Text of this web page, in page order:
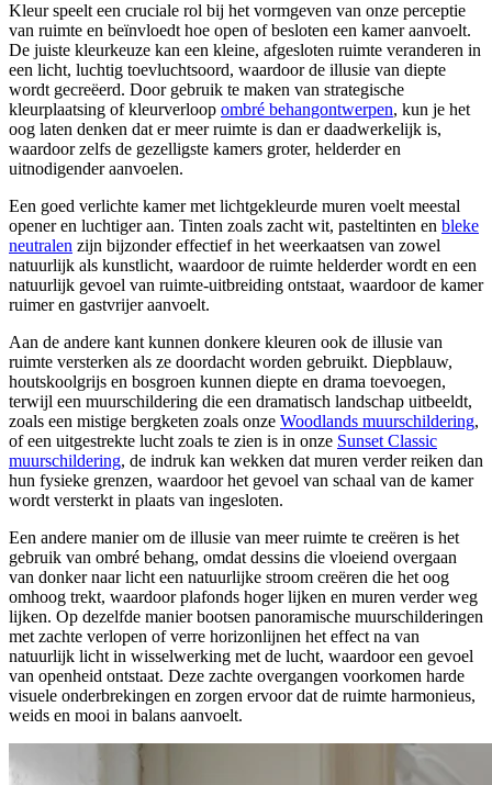
Kleur speelt een cruciale rol bij het vormgeven van onze perceptie
van ruimte en beïnvloedt hoe open of besloten een kamer aanvoelt.
De juiste kleurkeuze kan een kleine, afgesloten ruimte veranderen in
een licht, luchtig toevluchtsoord, waardoor de illusie van diepte
wordt gecreëerd. Door gebruik te maken van strategische
kleurplaatsing of kleurverloop ombré behangontwerpen, kun je het
oog laten denken dat er meer ruimte is dan er daadwerkelijk is,
waardoor zelfs de gezelligste kamers groter, helderder en
uitnodigender aanvoelen.
Een goed verlichte kamer met lichtgekleurde muren voelt meestal
opener en luchtiger aan. Tinten zoals zacht wit, pasteltinten en bleke
neutralen zijn bijzonder effectief in het weerkaatsen van zowel
natuurlijk als kunstlicht, waardoor de ruimte helderder wordt en een
natuurlijk gevoel van ruimte-uitbreiding ontstaat, waardoor de kamer
ruimer en gastvrijer aanvoelt.
Aan de andere kant kunnen donkere kleuren ook de illusie van
ruimte versterken als ze doordacht worden gebruikt. Diepblauw,
houtskoolgrijs en bosgroen kunnen diepte en drama toevoegen,
terwijl een muurschildering die een dramatisch landschap uitbeeldt,
zoals een mistige bergketen zoals onze Woodlands muurschildering,
of een uitgestrekte lucht zoals te zien is in onze Sunset Classic
muurschildering, de indruk kan wekken dat muren verder reiken dan
hun fysieke grenzen, waardoor het gevoel van schaal van de kamer
wordt versterkt in plaats van ingesloten.
Een andere manier om de illusie van meer ruimte te creëren is het
gebruik van ombré behang, omdat dessins die vloeiend overgaan
van donker naar licht een natuurlijke stroom creëren die het oog
omhoog trekt, waardoor plafonds hoger lijken en muren verder weg
lijken. Op dezelfde manier bootsen panoramische muurschilderingen
met zachte verlopen of verre horizonlijnen het effect na van
natuurlijk licht in wisselwerking met de lucht, waardoor een gevoel
van openheid ontstaat. Deze zachte overgangen voorkomen harde
visuele onderbrekingen en zorgen ervoor dat de ruimte harmonieus,
weids en mooi in balans aanvoelt.